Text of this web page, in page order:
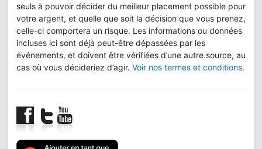
seuls à pouvoir décider du meilleur placement possible pour
votre argent, et quelle que soit la décision que vous prenez,
celle-ci comportera un risque. Les informations ou données
incluses ici sont déjà peut-être dépassées par les
événements, et doivent être vérifiées d’une autre source, au
cas où vous décideriez d’agir. Voir nos termes et conditions.